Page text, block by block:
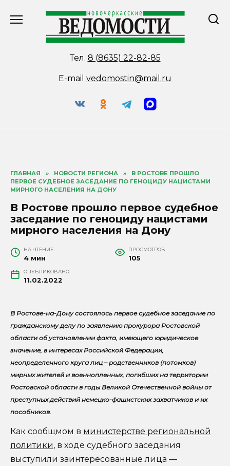
Тел. 8 (8635) 22-82-85
E-mail vedomostin@mail.ru
ГЛАВНАЯ » НОВОСТИ РЕГИОНА »
В РОСТОВЕ ПРОШЛО
ПЕРВОЕ СУДЕБНОЕ ЗАСЕДАНИЕ ПО ГЕНОЦИДУ НАЦИСТАМИ
МИРНОГО НАСЕЛЕНИЯ НА ДОНУ
В Ростове прошло первое судебное
заседание по геноциду нацистами
мирного населения на Дону
НА ЧТЕНИЕ
4 мин
ПРОСМОТРОВ
105
ОПУБЛИКОВАНО
11.02.2022
В Ростове-на-Дону состоялось первое судебное заседание по
гражданскому делу по заявлению прокурора Ростовской
области об установлении факта, имеющего юридическое
значение, в интересах Российской Федерации,
неопределенного круга лиц – родственников (потомков)
мирных жителей и военнопленных, погибших на территории
Ростовской области в годы Великой Отечественной войны от
преступных действий немецко-фашистских захватчиков и их
пособников.
Как сообщмом в министерстве региональной
политики, в ходе судебного заседания
выступили заинтересованные лица —